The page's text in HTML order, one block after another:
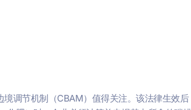
调节机制（CBAM）值得关注。该法律生效